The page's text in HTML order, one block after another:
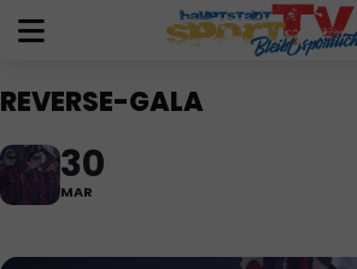
REVERSE-GALA
30
MAR